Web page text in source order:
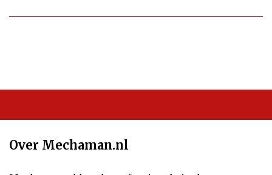
Over Mechaman.nl